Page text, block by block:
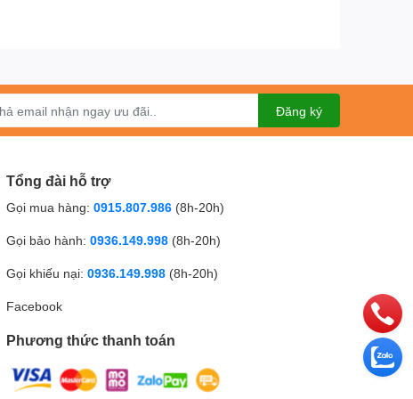
Đăng ký
Tổng đài hỗ trợ
Gọi mua hàng: 0915.807.986 (8h-20h)
Gọi bảo hành: 0936.149.998 (8h-20h)
Gọi khiếu nại: 0936.149.998 (8h-20h)
Facebook
Phương thức thanh toán